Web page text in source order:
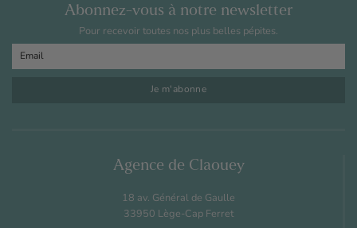
Abonnez-vous à notre newsletter
Pour recevoir toutes nos plus belles pépites.
Agence de Claouey
18 av. Général de Gaulle
33950 Lège-Cap Ferret